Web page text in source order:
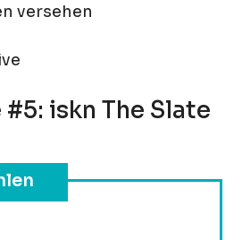
versehen
iskn The Slate